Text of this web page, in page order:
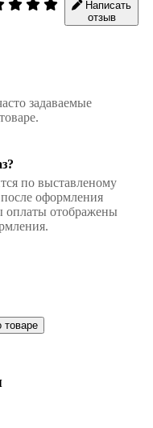
Написать
отзыв
задаваемые
по выставленому
оформления
оплаты отображены
товаре